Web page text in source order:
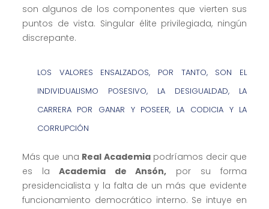
son algunos de los componentes que vierten sus
puntos de vista. Singular élite privilegiada, ningún
discrepante.
LOS VALORES ENSALZADOS, POR TANTO, SON EL
INDIVIDUALISMO POSESIVO, LA DESIGUALDAD, LA
CARRERA POR GANAR Y POSEER, LA CODICIA Y LA
CORRUPCIÓN
Más que una Real Academiapodríamos decir que
es la Academia de Ansón, por su forma
presidencialista y la falta de un más que evidente
funcionamiento democrático interno. Se intuye en